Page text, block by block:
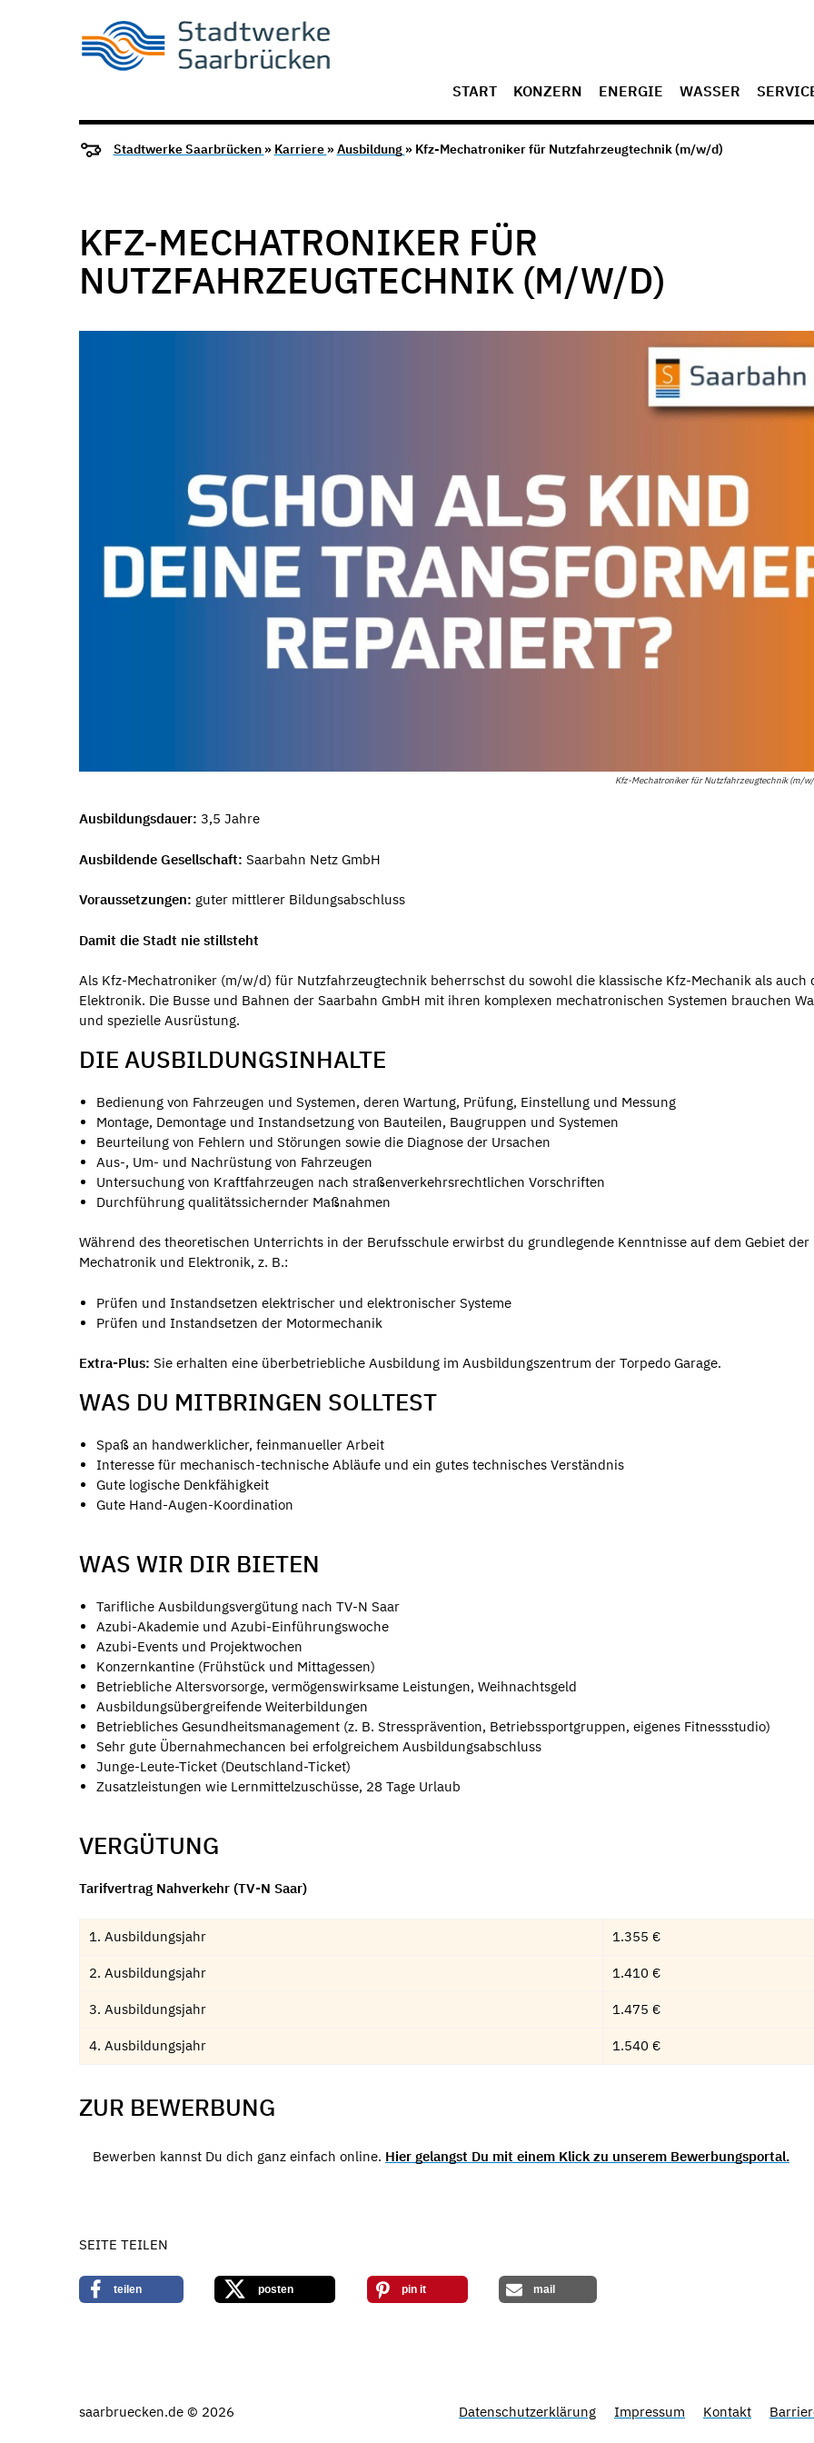
START KONZERN ENERGIE WASSER
Stadtwerke Saarbrücken » Karriere »Ausbildung » Kfz-Mechatroniker für Nutzfahrzeugtechnik (m/w/d)
KFZ-MECHATRONIKER FÜR
NUTZFAHRZEUGTECHNIK (M/W/D)
Kfz-Mechatroniker für Nutzfahrzeugtechnik (m/w/
Ausbildungsdauer: 3,5 Jahre
Ausbildende Gesellschaft: Saarbahn Netz GmbH
Voraussetzungen: guter mittlerer Bildungsabschluss
Damit die Stadt nie stillsteht
Als Kfz-Mechatroniker (m/w/d) für Nutzfahrzeugtechnik beherrschst du sowohl die klassische Kfz-Mechanik als auch
Elektronik. Die Busse und Bahnen der Saarbahn GmbH mit ihren komplexen mechatronischen Systemen brauchen
und spezielle Ausrüstung.
DIE AUSBILDUNGSINHALTE
Bedienung von Fahrzeugen und Systemen, deren Wartung, Prüfung, Einstellung und Messung
Montage, Demontage und Instandsetzung von Bauteilen, Baugruppen und Systemen
Beurteilung von Fehlern und Störungen sowie die Diagnose der Ursachen
Aus-, Um- und Nachrüstung von Fahrzeugen
Untersuchung von Kraftfahrzeugen nach straßenverkehrsrechtlichen Vorschriften
Durchführung qualitätssichernder Maßnahmen
Während des theoretischen Unterrichts in der Berufsschule erwirbst du grundlegende Kenntnisse auf dem Gebiet der
Mechatronik und Elektronik, z. B.:
Prüfen und Instandsetzen elektrischer und elektronischer Systeme
Prüfen und Instandsetzen der Motormechanik
Extra-Plus: Sie erhalten eine überbetriebliche Ausbildung im Ausbildungszentrum der Torpedo Garage.
WAS DU MITBRINGEN SOLLTEST
Spaß an handwerklicher, feinmanueller Arbeit
Interesse für mechanisch-technische Abläufe und ein gutes technisches Verständnis
Gute logische Denkfähigkeit
Gute Hand-Augen-Koordination
WAS WIR DIR BIETEN
Tarifliche Ausbildungsvergütung nach TV-N Saar
Azubi-Akademie und Azubi-Einführungswoche
Azubi-Events und Projektwochen
Konzernkantine (Frühstück und Mittagessen)
Betriebliche Altersvorsorge, vermögenswirksame Leistungen, Weihnachtsgeld
Ausbildungsübergreifende Weiterbildungen
Betriebliches Gesundheitsmanagement (z. B. Stressprävention, Betriebssportgruppen, eigenes Fitnessstudio)
Sehr gute Übernahmechancen bei erfolgreichem Ausbildungsabschluss
Junge-Leute-Ticket (Deutschland-Ticket)
Zusatzleistungen wie Lernmittelzuschüsse, 28 Tage Urlaub
VERGÜTUNG
Tarifvertrag Nahverkehr (TV-N Saar)
1. Ausbildungsjahr 1.355 €
2. Ausbildungsjahr 1.410 €
3. Ausbildungsjahr 1.475 €
4. Ausbildungsjahr 1.540 €
ZUR BEWERBUNG
Bewerben kannst Du dich ganz einfach online. Hier gelangst Du mit einem Klick zu unserem Bewerbungsportal.
SEITE TEILEN
teilen posten pin it mail
saarbruecken.de © 2026 Datenschutzerklärung Impressum Kontakt